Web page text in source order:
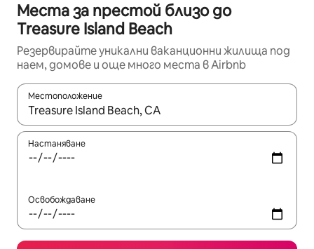
Места за престой близо до
Treasure Island Beach
Резервирайте уникални ваканционни жилища под
наем, домове и още много места в Airbnb
Местоположение
Когато резултатите се покажат, използвайте
Настаняване
Освобождаване